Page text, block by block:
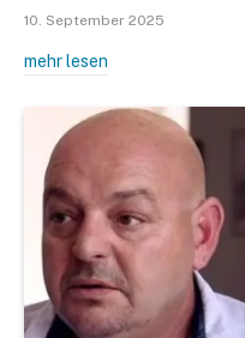
10. September 2025
mehr lesen